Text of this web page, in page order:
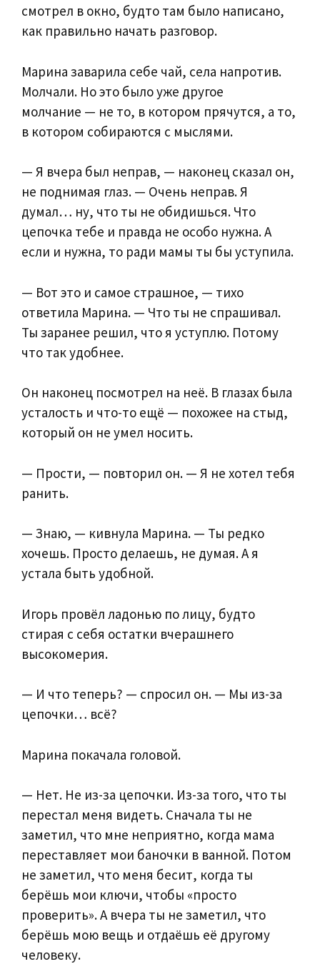
смотрел в окно, будто там было написано,
как правильно начать разговор.
Марина заварила себе чай, села напротив.
Молчали. Но это было уже другое
молчание — не то, в котором прячутся, а то,
в котором собираются с мыслями.
— Я вчера был неправ, — наконец сказал он,
не поднимая глаз. — Очень неправ. Я
думал… ну, что ты не обидишься. Что
цепочка тебе и правда не особо нужна. А
если и нужна, то ради мамы ты бы уступила.
— Вот это и самое страшное, — тихо
ответила Марина. — Что ты не спрашивал.
Ты заранее решил, что я уступлю. Потому
что так удобнее.
Он наконец посмотрел на неё. В глазах была
усталость и что-то ещё — похожее на стыд,
который он не умел носить.
— Прости, — повторил он. — Я не хотел тебя
ранить.
— Знаю, — кивнула Марина. — Ты редко
хочешь. Просто делаешь, не думая. А я
устала быть удобной.
Игорь провёл ладонью по лицу, будто
стирая с себя остатки вчерашнего
высокомерия.
— И что теперь? — спросил он. — Мы из-за
цепочки… всё?
Марина покачала головой.
— Нет. Не из-за цепочки. Из-за того, что ты
перестал меня видеть. Сначала ты не
заметил, что мне неприятно, когда мама
переставляет мои баночки в ванной. Потом
не заметил, что меня бесит, когда ты
берёшь мои ключи, чтобы «просто
проверить». А вчера ты не заметил, что
берёшь мою вещь и отдаёшь её другому
человеку.